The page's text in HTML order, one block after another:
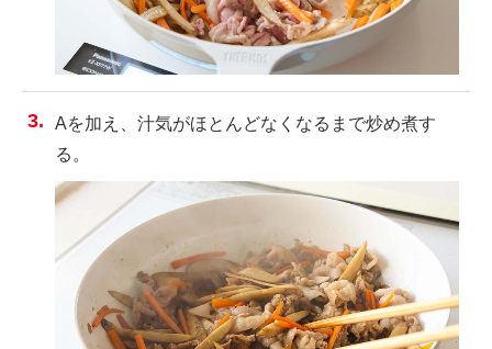
Aを加え、汁気がほとんどなくなるまで炒め煮す
る。